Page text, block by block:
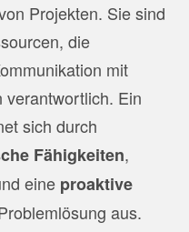
Projekten. Sie sind
die
mit
verantwortlich. Ein
sich durch
Fähigkeiten,
eine proaktive
aus.